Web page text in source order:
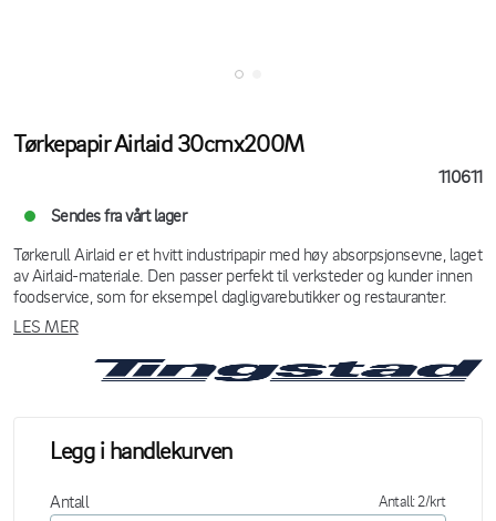
Tørkepapir Airlaid 30cmx200M
110611
Sendes fra vårt lager
Tørkerull Airlaid er et hvitt industripapir med høy absorpsjonsevne, laget
av Airlaid-materiale. Den passer perfekt til verksteder og kunder innen
foodservice, som for eksempel dagligvarebutikker og restauranter.
LES MER
Legg i handlekurven
Antall Antall: 2/krt